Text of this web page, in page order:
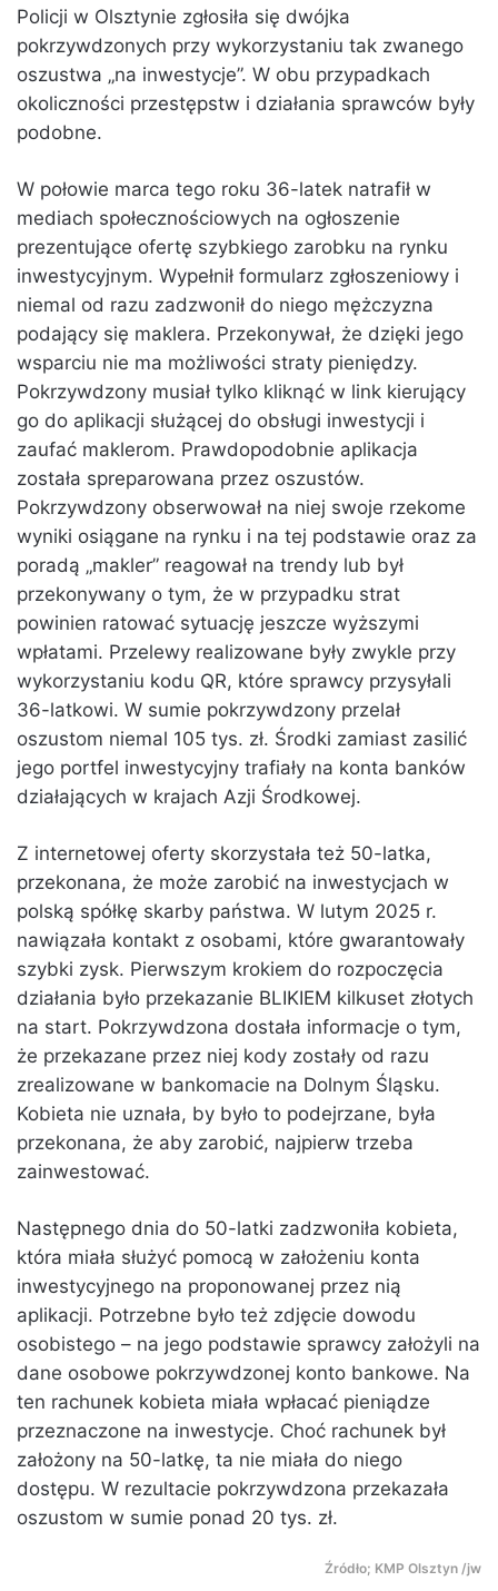
Policji w Olsztynie zgłosiła się dwójka
pokrzywdzonych przy wykorzystaniu tak zwanego
oszustwa „na inwestycje”. W obu przypadkach
okoliczności przestępstw i działania sprawców były
podobne.
W połowie marca tego roku 36-latek natrafił w
mediach społecznościowych na ogłoszenie
prezentujące ofertę szybkiego zarobku na rynku
inwestycyjnym. Wypełnił formularz zgłoszeniowy i
niemal od razu zadzwonił do niego mężczyzna
podający się maklera. Przekonywał, że dzięki jego
wsparciu nie ma możliwości straty pieniędzy.
Pokrzywdzony musiał tylko kliknąć w link kierujący
go do aplikacji służącej do obsługi inwestycji i
zaufać maklerom. Prawdopodobnie aplikacja
została spreparowana przez oszustów.
Pokrzywdzony obserwował na niej swoje rzekome
wyniki osiągane na rynku i na tej podstawie oraz za
poradą „makler” reagował na trendy lub był
przekonywany o tym, że w przypadku strat
powinien ratować sytuację jeszcze wyższymi
wpłatami. Przelewy realizowane były zwykle przy
wykorzystaniu kodu QR, które sprawcy przysyłali
36-latkowi. W sumie pokrzywdzony przelał
oszustom niemal 105 tys. zł. Środki zamiast zasilić
jego portfel inwestycyjny trafiały na konta banków
działających w krajach Azji Środkowej.
Z internetowej oferty skorzystała też 50-latka,
przekonana, że może zarobić na inwestycjach w
polską spółkę skarby państwa. W lutym 2025 r.
nawiązała kontakt z osobami, które gwarantowały
szybki zysk. Pierwszym krokiem do rozpoczęcia
działania było przekazanie BLIKIEM kilkuset złotych
na start. Pokrzywdzona dostała informacje o tym,
że przekazane przez niej kody zostały od razu
zrealizowane w bankomacie na Dolnym Śląsku.
Kobieta nie uznała, by było to podejrzane, była
przekonana, że aby zarobić, najpierw trzeba
zainwestować.
Następnego dnia do 50-latki zadzwoniła kobieta,
która miała służyć pomocą w założeniu konta
inwestycyjnego na proponowanej przez nią
aplikacji. Potrzebne było też zdjęcie dowodu
osobistego – na jego podstawie sprawcy założyli na
dane osobowe pokrzywdzonej konto bankowe. Na
ten rachunek kobieta miała wpłacać pieniądze
przeznaczone na inwestycje. Choć rachunek był
założony na 50-latkę, ta nie miała do niego
dostępu. W rezultacie pokrzywdzona przekazała
oszustom w sumie ponad 20 tys. zł.
Źródło; KMP Olsztyn /jw